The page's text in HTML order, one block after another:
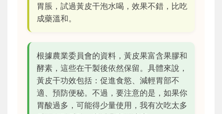
胃脹，試過黃皮干泡水喝，效果不錯，比吃
成藥溫和。
根據農業委員會的資料，黃皮果富含果膠和
酵素，這些在干製後依然保留。具體來說，
黃皮干功效包括：促進食慾、減輕胃部不
適、預防便秘。不過，要注意的是，如果你
胃酸過多，可能得少量使用，我有次吃太多